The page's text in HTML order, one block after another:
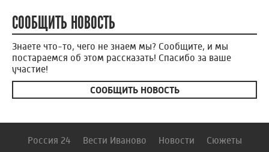
СООБЩИТЬ НОВОСТЬ
Знаете что-то, чего не знаем мы? Сообщите, и мы
постараемся об этом рассказать! Спасибо за ваше
участие!
СООБЩИТЬ НОВОСТЬ
Россия 24 Вести Иваново Новости Сюжеты